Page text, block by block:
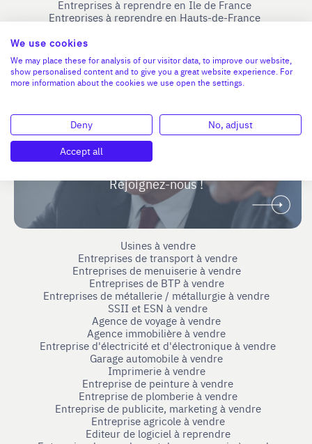
Entreprises à reprendre en Ile de France
Entreprises à reprendre en Hauts-de-France
Entreprises à reprendre en Nouvelle-Aquitaine
Entreprises à reprendre en Occitanie
Entreprises à reprendre en Pays de la Loire
Entreprises à reprendre en Provence-Alpes-Côte d'Azur
Devenir Bénévole
Vous étiez dirigeant ou cadre dirigeant
et souhaitez accompagner des repreneurs ou
Rejoignez-nous !
Usines à vendre
Entreprises de transport à vendre
Entreprises de menuiserie à vendre
Entreprises de BTP à vendre
Entreprises de métallerie / métallurgie à vendre
SSII et ESN à vendre
Agence de voyage à vendre
Agence immobilière à vendre
Entreprise d'électricité et d'électronique à vendre
Garage automobile à vendre
Imprimerie à vendre
Entreprise de peinture à vendre
Entreprise de plomberie à vendre
Entreprise de publicite, marketing à vendre
Entreprise agricole à vendre
Editeur de logiciel à reprendre
We use cookies
We may place these for analysis of our visitor data, to improve our website,
show personalised content and to give you a great website experience. For
more information about the cookies we use open the settings.
Deny
No, adjust
Accept all